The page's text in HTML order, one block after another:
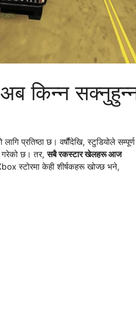
किन्न
प्रतिष्ठा छ। वर्षौंदेखि, स्टुडियोले सम्पूर्ण
गरेको छ। तर,सबै रकस्टार खेलहरू आज
स्टोरमा केही शीर्षकहरू खोज्छ भने,